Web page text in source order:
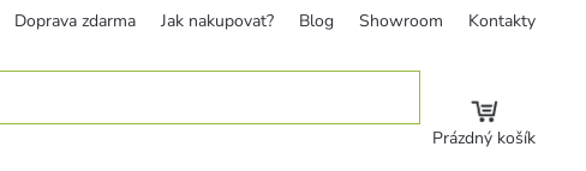
Doprava zdarma Jak nakupovat? Blog Showroom Kontakty
Prázdný košík